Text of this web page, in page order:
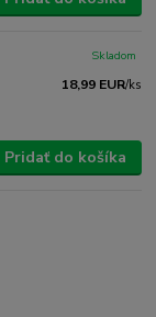
18,99 EUR/ks
Skladom
Pridať do košíka